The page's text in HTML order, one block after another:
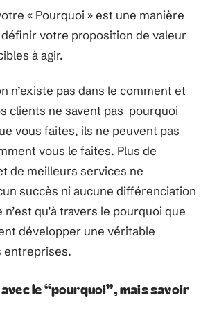
« Pourquoi » est une manière
votre proposition de valeur
à agir.
n’existe pas dans le comment et
clients ne savent pas pourquoi
vous faites, ils ne peuvent pas
vous le faites. Plus de
de meilleurs services ne
succès ni aucune différenciation
qu’à travers le pourquoi que
développer une véritable
entreprises.
le “pourquoi”, mais savoir